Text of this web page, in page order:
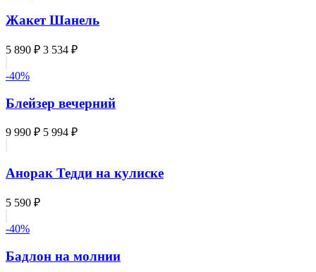
Жакет Шанель
5 890 ₽ 3 534 ₽
-40%
Блейзер вечерний
9 990 ₽ 5 994 ₽
Анорак Тедди на кулиске
5 590 ₽
-40%
Бадлон на молнии